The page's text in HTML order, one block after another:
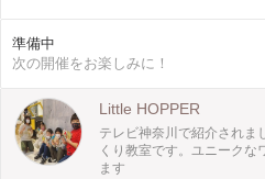
楽しさ」を感じながら、自分だけのサイコ
準備中
次の開催をお楽しみに！
Little HOPPER
テレビ神奈川で紹介されま
くり教室です。ユニークな
ます